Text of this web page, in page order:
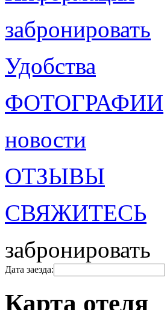
забронировать
Удобства
ФОТОГРАФИИ
новости
ОТЗЫВЫ
СВЯЖИТЕСЬ
забронировать
Дата заезда:
Карта отеля